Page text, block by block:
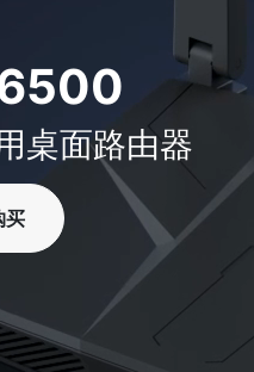
桌面路由器
买